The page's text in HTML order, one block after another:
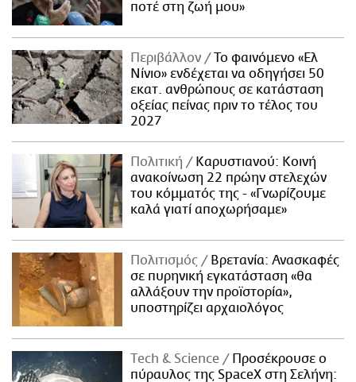
ποτέ στη ζωή μου»
Περιβάλλον
Το φαινόμενο «Ελ
Νίνιο» ενδέχεται να οδηγήσει 50
εκατ. ανθρώπους σε κατάσταση
οξείας πείνας πριν το τέλος του
2027
Πολιτική
Καρυστιανού: Κοινή
ανακοίνωση 22 πρώην στελεχών
του κόμματός της - «Γνωρίζουμε
καλά γιατί αποχωρήσαμε»
Πολιτισμός
Βρετανία: Ανασκαφές
σε πυρηνική εγκατάσταση «θα
αλλάξουν την προϊστορία»,
υποστηρίζει αρχαιολόγος
Τech & Science
Προσέκρουσε ο
πύραυλος της SpaceX στη Σελήνη: